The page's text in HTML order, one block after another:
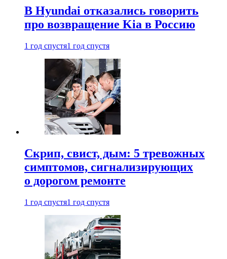
В Hyundai отказались говорить
про возвращение Kia в Россию
1 год спустя1 год спустя
Скрип, свист, дым: 5 тревожных
симптомов, сигнализирующих
о дорогом ремонте
1 год спустя1 год спустя